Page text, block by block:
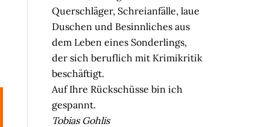
Querschläger, Schreianfälle, laue
Duschen und Besinnliches aus
dem Leben eines Sonderlings,
der sich beruflich mit Krimikritik
beschäftigt.
Auf Ihre Rückschüsse bin ich
gespannt.
Tobias Gohlis